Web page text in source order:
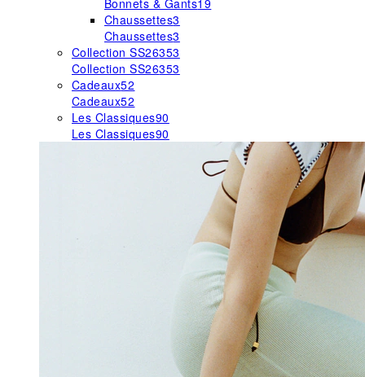
Bonnets & Gants19
Chaussettes3
Chaussettes3
Collection SS26353
Collection SS26353
Cadeaux52
Cadeaux52
Les Classiques90
Les Classiques90